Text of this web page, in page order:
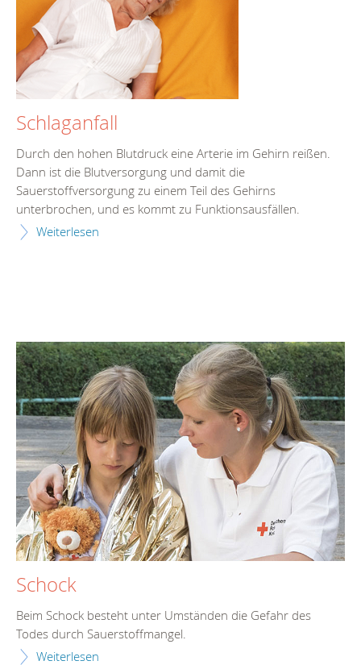
Schlaganfall
Durch den hohen Blutdruck eine Arterie im Gehirn reißen.
Dann ist die Blutversorgung und damit die
Sauerstoffversorgung zu einem Teil des Gehirns
unterbrochen, und es kommt zu Funktionsausfällen.
Weiterlesen
Schock
Beim Schock besteht unter Umständen die Gefahr des
Todes durch Sauerstoffmangel.
Weiterlesen